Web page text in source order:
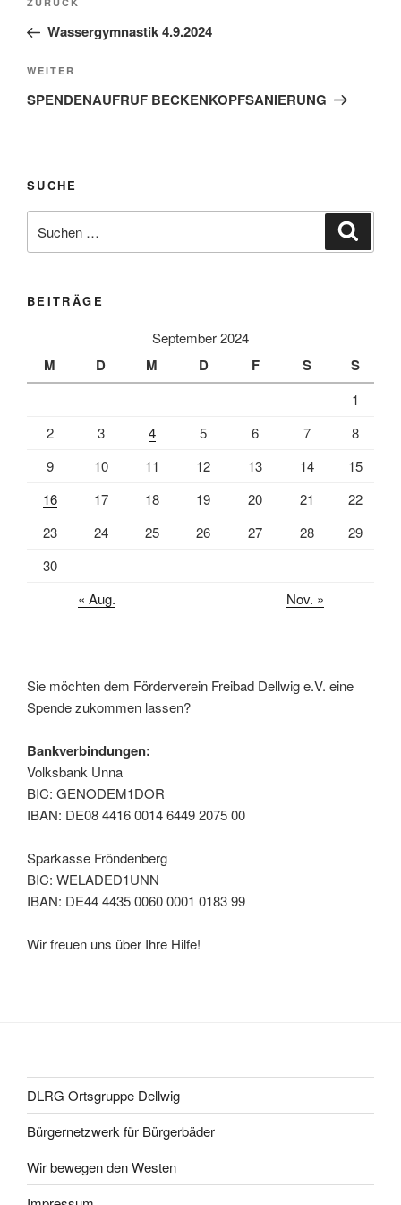
Vorheriger
Beitrag
Wassergymnastik 4.9.2024
Nächster
Beitrag
WEITER
SPENDENAUFRUF BECKENKOPFSANIERUNG
SUCHE
nach:
BEITRÄGE
September 2024
M D M D F S S
1
2
3 4 5 6 7
8
9
10 11 12 13 14
15
16
17 18 19 20 21
22
23
24 25 26 27 28
29
30
« Aug.
Nov. »
Sie möchten dem Förderverein Freibad Dellwig e.V. eine
Spende zukommen lassen?
Bankverbindungen:
Volksbank Unna
BIC: GENODEM1DOR
IBAN: DE08 4416 0014 6449 2075 00
Sparkasse Fröndenberg
BIC: WELADED1UNN
IBAN: DE44 4435 0060 0001 0183 99
Wir freuen uns über Ihre Hilfe!
DLRG Ortsgruppe Dellwig
Bürgernetzwerk für Bürgerbäder
Wir bewegen den Westen